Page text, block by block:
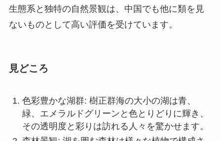
色彩豊かな湖群: 樹正群海の大小の湖は青、
森林景観: 湖を囲む森林は様々な植物で構成さ
九寨溝の滝: 温泉から形成された美しい滝がい
くつもあり、その中でも樹正水瀑は圧巻の景観
を誇ります。